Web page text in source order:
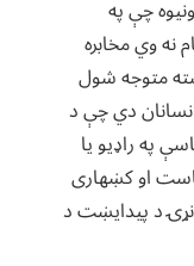
چې په
وي مخابره
متوجه شول
دي چې د
په راډیو یا
او کښهاری
د پیدایښت د